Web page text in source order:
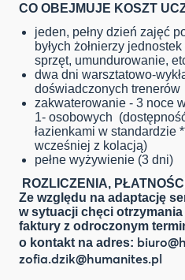
CO OBEJMUJE KOSZT
jeden, pełny dzień zajęć
byłych żołnierzy
sprzęt, umundurowanie,
dwa dni warsztatowo-
doświadczonych trenerów
zakwaterowanie - 3 noce
1- osobowych
łazienkami w standardzie
wcześniej z kolacją)
pełne wyżywienie (3 dni)
ROZLICZENIA,
Ze względu na adaptację
w sytuacji chęci
faktury z odroczonym
o kontakt na adres:
zofia.dzik@humanites.pl